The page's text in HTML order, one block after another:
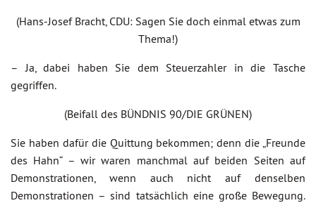
(Hans-Josef Bracht, CDU: Sagen Sie doch einmal etwas zum
Thema!)
– Ja, dabei haben Sie dem Steuerzahler in die Tasche
gegriffen.
(Beifall des BÜNDNIS 90/DIE GRÜNEN)
Sie haben dafür die Quittung bekommen; denn die „Freunde
des Hahn“ – wir waren manchmal auf beiden Seiten auf
Demonstrationen, wenn auch nicht auf denselben
Demonstrationen – sind tatsächlich eine große Bewegung.